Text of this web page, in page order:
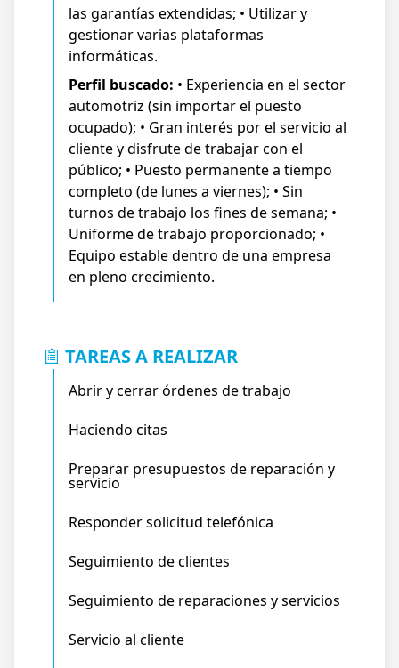
las garantías extendidas; • Utilizar y
gestionar varias plataformas
informáticas.
Perfil buscado: • Experiencia en el sector
automotriz (sin importar el puesto
ocupado); • Gran interés por el servicio al
cliente y disfrute de trabajar con el
público; • Puesto permanente a tiempo
completo (de lunes a viernes); • Sin
turnos de trabajo los fines de semana; •
Uniforme de trabajo proporcionado; •
Equipo estable dentro de una empresa
en pleno crecimiento.
TAREAS A REALIZAR
Abrir y cerrar órdenes de trabajo
Haciendo citas
Preparar presupuestos de reparación y
servicio
Responder solicitud telefónica
Seguimiento de clientes
Seguimiento de reparaciones y servicios
Servicio al cliente